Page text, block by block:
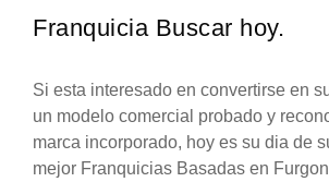
Franquicia Buscar hoy.
Si esta interesado en convertirse en
un modelo comercial probado y
marca incorporado, hoy es su dia de
mejor Franquicias Basadas en